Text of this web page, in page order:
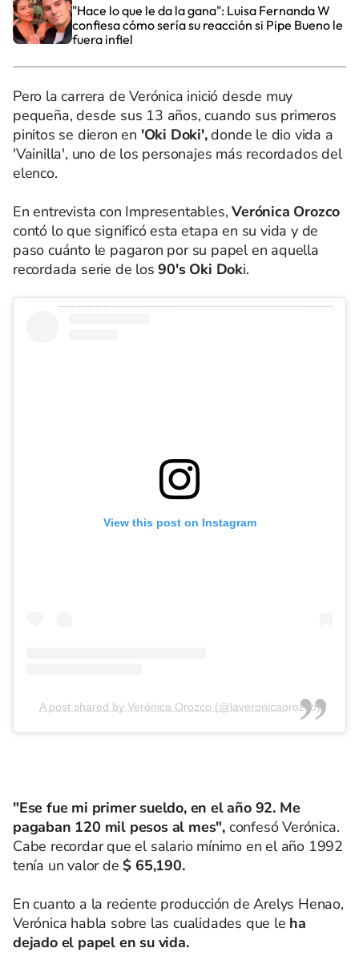
"Hace lo que le da la gana": Luisa Fernanda W
confiesa cómo sería su reacción si Pipe Bueno le
fuera infiel
Pero la carrera de Verónica inició desde muy
pequeña, desde sus 13 años, cuando sus primeros
pinitos se dieron en 'Oki Doki',donde le dio vida a
'Vainilla', uno de los personajes más recordados del
elenco.
En entrevista con Impresentables, Verónica Orozco
contó lo que significó esta etapa en su vida y de
paso cuánto le pagaron por su papel en aquella
recordada serie de los90's Oki Doki.
View this post on Instagram
A post shared by Verónica Orozco (@laveronicaorozco)
"Ese fue mi primer sueldo, en el año 92. Me
pagaban 120 mil pesos al mes", confesó Verónica.
Cabe recordar que el salario mínimo en el año 1992
tenía un valor de $ 65,190.
En cuanto a la reciente producción de Arelys Henao,
Verónica habla sobre las cualidades que le ha
dejado el papel en su vida.